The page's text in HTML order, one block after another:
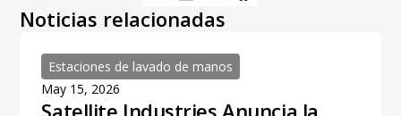
Noticias relacionadas
Estaciones de lavado de manos
May 15, 2026